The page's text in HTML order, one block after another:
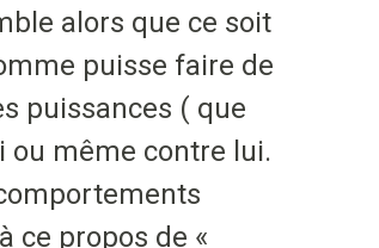
alors que ce soit
puisse faire de
puissances ( que
ou même contre lui.
ce propos de «